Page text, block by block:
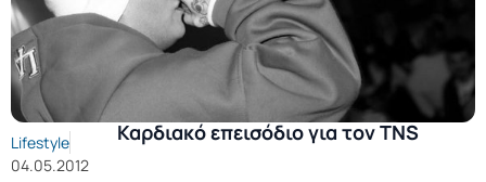
Lifestyle
04.05.2012
Καρδιακό επεισόδιο για τον TNS